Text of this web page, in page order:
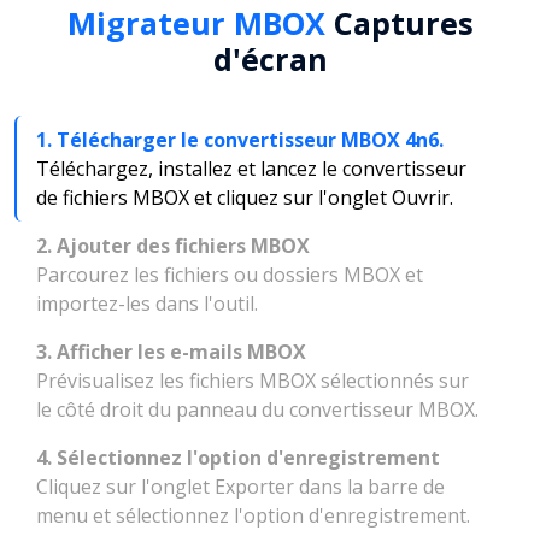
Migrateur MBOXCaptures
d'écran
1. Télécharger le convertisseur MBOX 4n6.
Téléchargez, installez et lancez le convertisseur
de fichiers MBOX et cliquez sur l'onglet Ouvrir.
2. Ajouter des fichiers MBOX
Parcourez les fichiers ou dossiers MBOX et
importez-les dans l'outil.
3. Afficher les e-mails MBOX
Prévisualisez les fichiers MBOX sélectionnés sur
le côté droit du panneau du convertisseur MBOX.
4. Sélectionnez l'option d'enregistrement
Cliquez sur l'onglet Exporter dans la barre de
menu et sélectionnez l'option d'enregistrement.